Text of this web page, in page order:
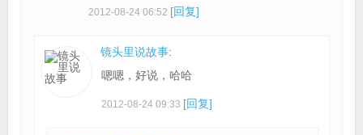
2012-08-24 06:52 [回复]
镜头里说故事:
嗯嗯，好说，哈哈
2012-08-24 09:33 [回复]